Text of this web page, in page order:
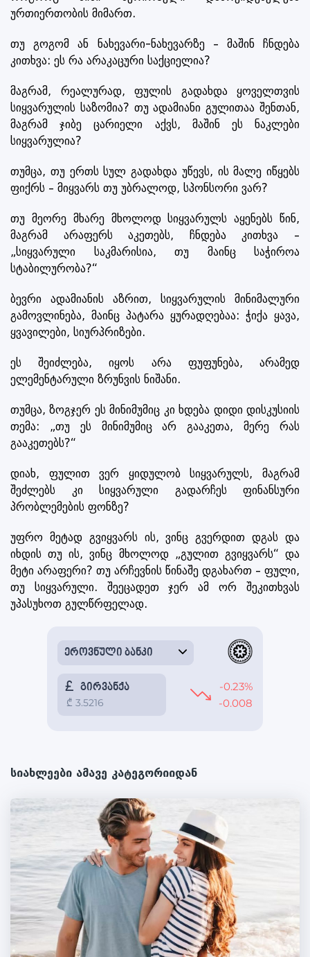
ურთიერთობის მიმართ.
თუ გოგომ ან ნახევარი-ნახევარზე – მაშინ ჩნდება
კითხვა: ეს რა არაკაცური საქციელია?
მაგრამ, რეალურად, ფულის გადახდა ყოველთვის
სიყვარულის საზომია? თუ ადამიანი გულითაა შენთან,
მაგრამ ჯიბე ცარიელი აქვს, მაშინ ეს ნაკლები
სიყვარულია?
თუმცა, თუ ერთს სულ გადახდა უწევს, ის მალე იწყებს
ფიქრს – მიყვარს თუ უბრალოდ, სპონსორი ვარ?
თუ მეორე მხარე მხოლოდ სიყვარულს აყენებს წინ,
მაგრამ არაფერს აკეთებს, ჩნდება კითხვა –
„სიყვარული საკმარისია, თუ მაინც საჭიროა
სტაბილურობა?“
ბევრი ადამიანის აზრით, სიყვარულის მინიმალური
გამოვლინება, მაინც პატარა ყურადღებაა: ჭიქა ყავა,
ყვავილები, სიურპრიზები.
ეს შეიძლება, იყოს არა ფუფუნება, არამედ
ელემენტარული ზრუნვის ნიშანი.
თუმცა, ზოგჯერ ეს მინიმუმიც კი ხდება დიდი დისკუსიის
თემა: „თუ ეს მინიმუმიც არ გააკეთა, მერე რას
გააკეთებს?“
დიახ, ფულით ვერ ყიდულობ სიყვარულს, მაგრამ
შეძლებს კი სიყვარული გადარჩეს ფინანსური
პრობლემების ფონზე?
უფრო მეტად გვიყვარს ის, ვინც გვერდით დგას და
იხდის თუ ის, ვინც მხოლოდ „გულით გვიყვარს“ და
მეტი არაფერი? თუ არჩევნის წინაშე დგახართ – ფული,
თუ სიყვარული. შეეცადეთ ჯერ ამ ორ შეკითხვას
უპასუხოთ გულწრფელად.
სიახლეები ამავე კატეგორიიდან